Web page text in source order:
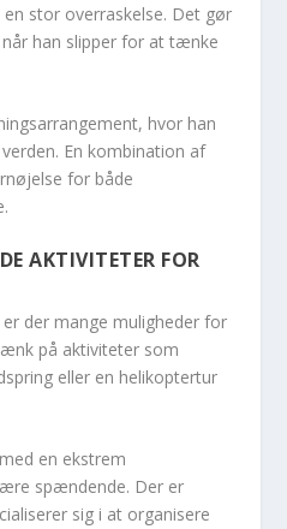
stor overraskelse. Det gør
han slipper for at tænke
hvor han
En kombination af
for både
AKTIVITETER FOR
der mange muligheder for
på aktiviteter som
eller en helikoptertur
en ekstrem
spændende. Der er
sig i at organisere